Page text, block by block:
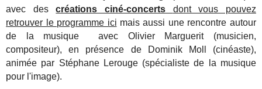
avec descréations ciné-concerts dont vous pouvez
retrouver le programme ici mais aussi une rencontre autour
de la musique
avec Olivier Marguerit (musicien,
compositeur), en présence de Dominik Moll (cinéaste),
animée par Stéphane Lerouge (spécialiste de la musique
pour l'image).